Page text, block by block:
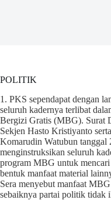
POLITIK
1. PKS sependapat dengan
seluruh kadernya terlibat
Bergizi Gratis (MBG). Surat
Sekjen Hasto Kristiyanto
Komarudin Watubun tanggal
menginstruksikan seluruh
program MBG untuk
bentuk manfaat material
Sera menyebut manfaat
sebaiknya partai politik tidak